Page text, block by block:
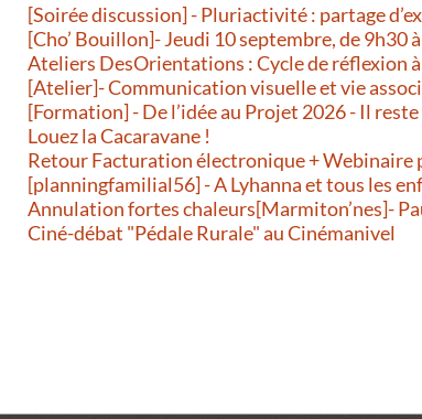
[Soirée discussion] - Pluriactivité : partage
[Cho’ Bouillon]- Jeudi 10 septembre, de 9h30
Ateliers DesOrientations : Cycle de réflexion
[Atelier]- Communication visuelle et vie
[Formation] - De l’idée au Projet 2026 - Il
Louez la Cacaravane !
Retour Facturation électronique + Webinaire
[planningfamilial56] - A Lyhanna et tous les
Annulation fortes chaleurs[Marmiton’nes]-
Ciné-débat "Pédale Rurale" au Cinémanivel